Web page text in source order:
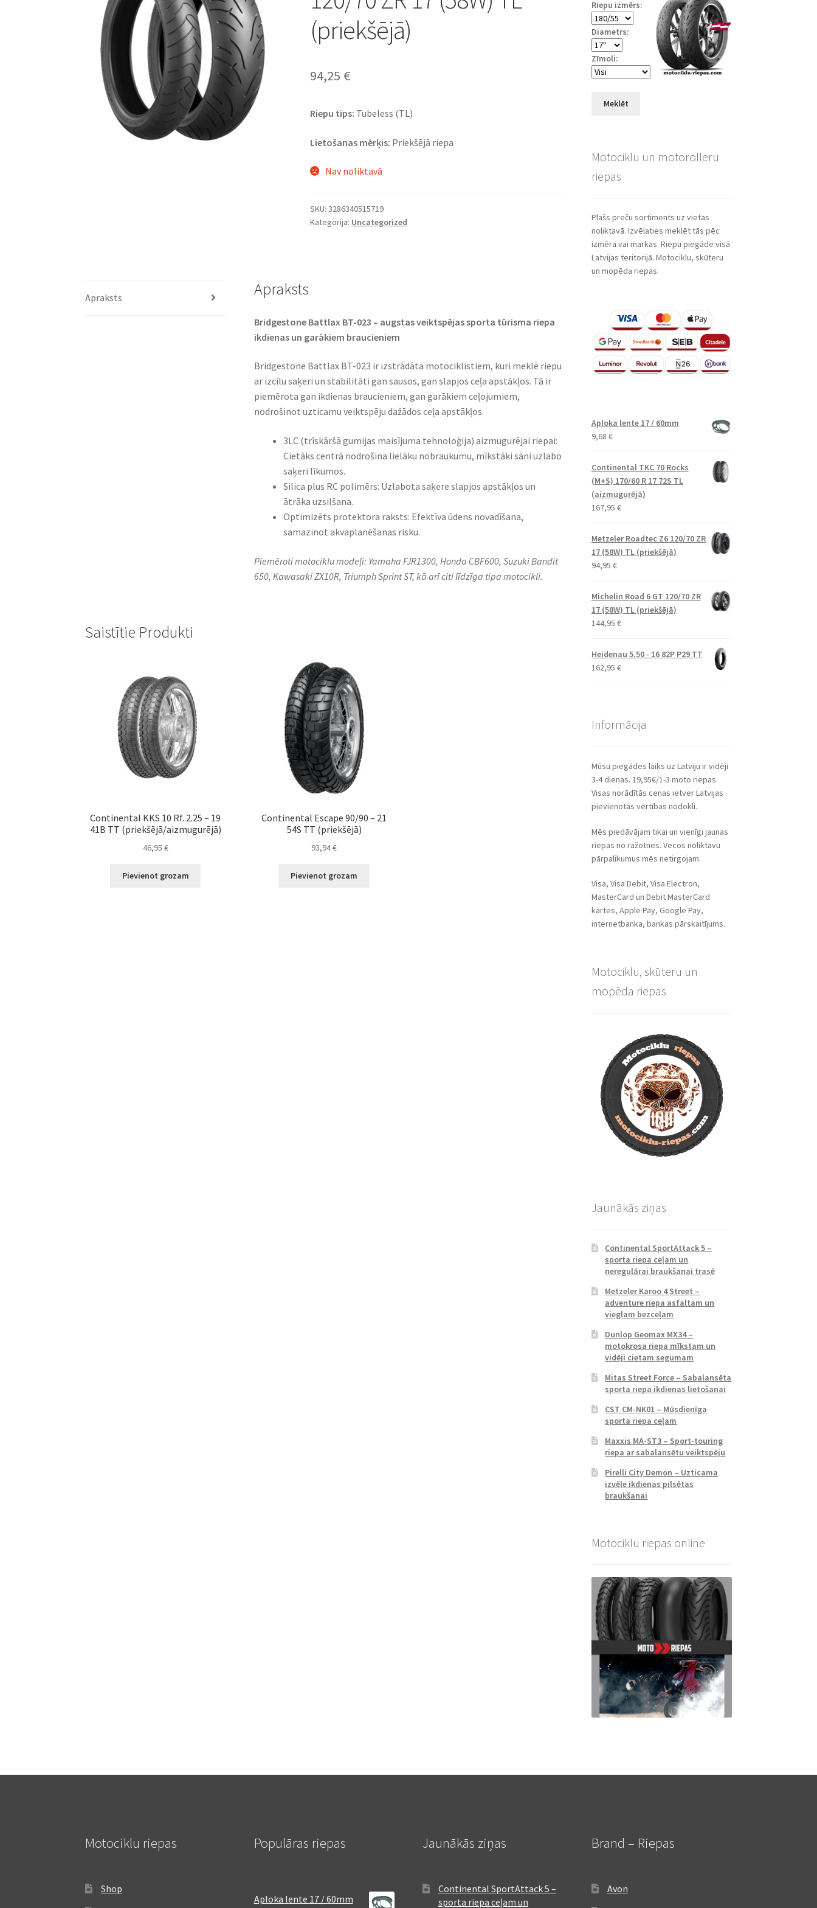
(priekšējā)
94,25 €
Riepu tips: Tubeless (TL)
Lietošanas mērķis: Priekšējā riepa
Nav noliktavā
SKU:3286340515719
Kategorija: Uncategorized
Apraksts Apraksts
Bridgestone Battlax BT-023 – augstas veiktspējas sporta tūrisma riepa
ikdienas un garākiem braucieniem​
Bridgestone Battlax BT-023 ir izstrādāta motociklistiem, kuri meklē riepu
ar izcilu saķeri un stabilitāti gan sausos, gan slapjos ceļa apstākļos. Tā ir
piemērota gan ikdienas braucieniem, gan garākiem ceļojumiem,
nodrošinot uzticamu veiktspēju dažādos ceļa apstākļos.​
3LC (trīskāršā gumijas maisījuma tehnoloģija) aizmugurējai riepai:
Cietāks centrā nodrošina lielāku nobraukumu, mīkstāki sāni uzlabo
saķeri līkumos.​
Silica plus RC polimērs: Uzlabota saķere slapjos apstākļos un
ātrāka uzsilšana.​
Optimizēts protektora raksts: Efektīva ūdens novadīšana,
samazinot akvaplanēšanas risku.​
Piemēroti motociklu modeļi: Yamaha FJR1300, Honda CBF600, Suzuki Bandit
650, Kawasaki ZX10R, Triumph Sprint ST, kā arī citi līdzīga tipa motocikli.
Saistītie Produkti
Continental KKS 10 Rf. 2.25 – 19
41B TT (priekšējā/aizmugurējā)
46,95 €
Pievienot grozam
Continental Escape 90/90 – 21
54S TT (priekšējā)
93,94€
Pievienot grozam
Riepu izmērs:
Diametrs:
Zīmoli:
Meklēt
Motociklu un motorolleru
riepas
Plašs preču sortiments uz vietas
noliktavā. Izvēlaties meklēt tās pēc
izmēra vai markas. Riepu piegāde visā
Latvijas teritorijā. Motociklu, skūteru
un mopēda riepas.
Aploka lente 17 / 60mm
9,68 €
Continental TKC 70 Rocks
(M+S) 170/60 R 17 72S TL
(aizmugurējā)
167,95 €
Metzeler Roadtec Z6 120/70 ZR
17 (58W) TL (priekšējā)
94,95 €
Michelin Road 6 GT 120/70 ZR
17 (58W) TL (priekšējā)
144,95 €
Heidenau 5.50 - 16 82P P29 TT
162,95 €
Informācija
Mūsu piegādes laiks uz Latviju ir vidēji
3-4 dienas. 19,95€/1-3 moto riepas.
Visas norādītās cenas ietver Latvijas
pievienotās vērtības nodokli.
Mēs piedāvājam tikai un vienīgi jaunas
riepas no ražotnes. Vecos noliktavu
pārpalikumus mēs netirgojam.
Visa, Visa Debit, Visa Electron,
MasterCard un Debit MasterCard
kartes, Apple Pay, Google Pay,
internetbanka, bankas pārskaitījums.
Motociklu, skūteru un
mopēda riepas
Jaunākās ziņas
Continental SportAttack 5 –
sporta riepa ceļam un
neregulārai braukšanai trasē
Metzeler Karoo 4 Street –
adventure riepa asfaltam un
vieglam bezceļam
Dunlop Geomax MX34 –
motokrosa riepa mīkstam un
vidēji cietam segumam
Mitas Street Force – Sabalansēta
sporta riepa ikdienas lietošanai
CST CM-NK01 – Mūsdienīga
sporta riepa ceļam
Maxxis MA-ST3 – Sport-touring
riepa ar sabalansētu veiktspēju
Pirelli City Demon – Uzticama
izvēle ikdienas pilsētas
braukšanai
Motociklu riepas online
Motociklu riepas
Shop
Populāras riepas
Aploka lente 17 / 60mm
Jaunākās ziņas
Continental SportAttack 5 –
sporta riepa ceļam un
Brand – Riepas
Avon